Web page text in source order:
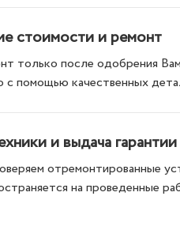
стоимости и ремонт
только после одобрения
с помощью качественных
и выдача гарантии
отремонтированные
на проведенные